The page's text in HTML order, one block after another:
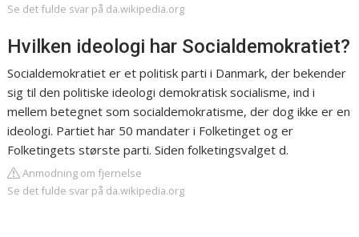
Se det fulde svar på da.wikipedia.org
Hvilken ideologi har Socialdemokratiet?
Socialdemokratiet er et politisk parti i Danmark, der bekender
sig til den politiske ideologi demokratisk socialisme, ind i
mellem betegnet som socialdemokratisme, der dog ikke er en
ideologi. Partiet har 50 mandater i Folketinget og er
Folketingets største parti. Siden folketingsvalget d.
Anmodning om fjernelse
Se det fulde svar på da.wikipedia.org